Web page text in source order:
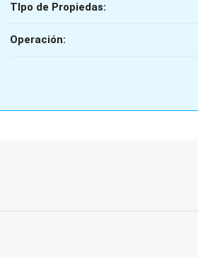
TIpo de Propiedas:
Operación: